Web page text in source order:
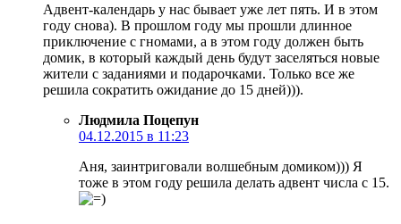
Адвент-календарь у нас бывает уже лет пять. И в этом
году снова). В прошлом году мы прошли длинное
приключение с гномами, а в этом году должен быть
домик, в который каждый день будут заселяться новые
жители с заданиями и подарочками. Только все же
решила сократить ожидание до 15 дней))).
Людмила Поцепун
04.12.2015 в 11:23
Аня, заинтриговали волшебным домиком))) Я
тоже в этом году решила делать адвент числа с 15.